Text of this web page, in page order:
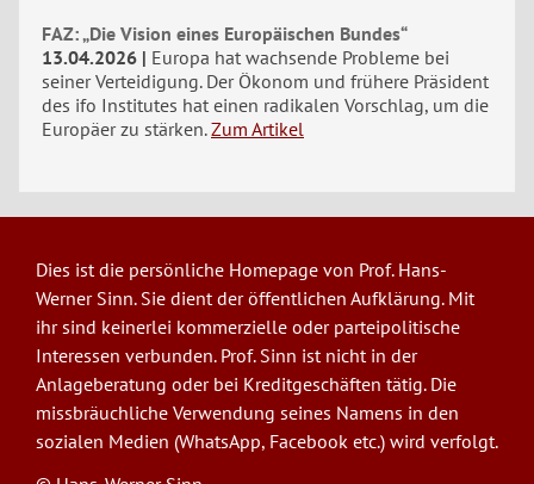
FAZ: „Die Vision eines Europäischen Bundes“
13.04.2026
Europa hat wachsende Probleme bei
seiner Verteidigung. Der Ökonom und frühere Präsident
des ifo Institutes hat einen radikalen Vorschlag, um die
Europäer zu stärken. Zum Artikel
Dies ist die persönliche Homepage von Prof. Hans-
Werner Sinn. Sie dient der öffentlichen Aufklärung. Mit
ihr sind keinerlei kommerzielle oder parteipolitische
Interessen verbunden. Prof. Sinn ist nicht in der
Anlageberatung oder bei Kreditgeschäften tätig. Die
missbräuchliche Verwendung seines Namens in den
sozialen Medien (WhatsApp, Facebook etc.) wird verfolgt.